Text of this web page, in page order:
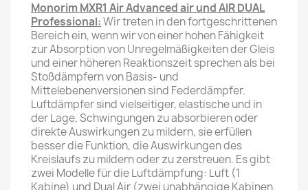
Monorim MXR1 Air Advanced air und AIR DUAL
Professional:Wir treten in den fortgeschrittenen
Bereich ein, wenn wir von einer hohen Fähigkeit
zur Absorption von Unregelmäßigkeiten der Gleis
und einer höheren Reaktionszeit sprechen als bei
Stoßdämpfern von Basis- und
Mittelebenenversionen sind Federdämpfer.
Luftdämpfer sind vielseitiger, elastische und in
der Lage, Schwingungen zu absorbieren oder
direkte Auswirkungen zu mildern, sie erfüllen
besser die Funktion, die Auswirkungen des
Kreislaufs zu mildern oder zu zerstreuen. Es gibt
zwei Modelle für die Luftdämpfung: Luft (1
Kabine) und Dual Air (zwei unabhängige Kabinen,